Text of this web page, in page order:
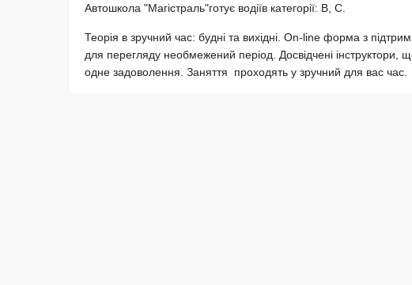
Автошкола "Магістраль"готує водіїв категорії: B, С.
Теорія в зручний час: будні та вихідні. On-lіne форма з
для перегляду необмежений період. Досвідчені інструктори,
одне задоволення. Заняття проходять у зручний для вас час.